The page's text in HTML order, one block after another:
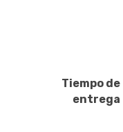
Tiempo de
entrega